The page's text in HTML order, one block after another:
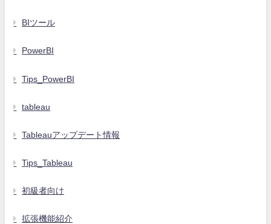
BIツール
PowerBI
Tips_PowerBI
tableau
Tableauアップデート情報
Tips_Tableau
初級者向け
拡張機能紹介